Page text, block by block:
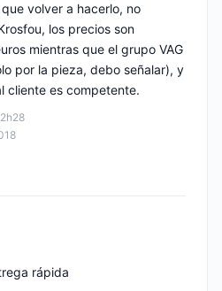
volver a hacerlo, no
los precios son
mientras que el grupo VAG
por la pieza, debo señalar), y
cliente es competente.
rápida